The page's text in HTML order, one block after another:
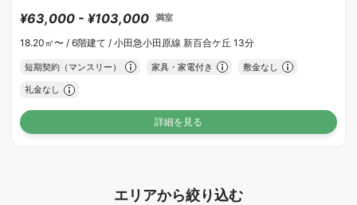
¥63,000 - ¥103,000 満室
18.20㎡〜 / 6階建て / 小田急小田原線 新百合ケ丘 13分
短期契約（マンスリー） 家具・家電付き 敷金なし
礼金なし
詳細を見る
エリアから絞り込む